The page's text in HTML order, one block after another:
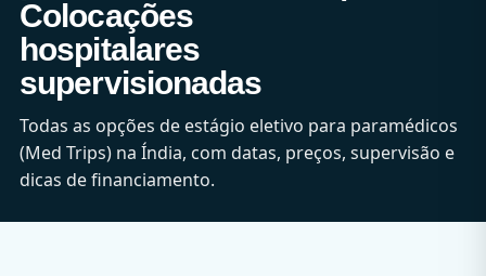
Colocações
hospitalares
supervisionadas
Todas as opções de estágio eletivo para paramédicos
(Med Trips) na Índia, com datas, preços, supervisão e
dicas de financiamento.